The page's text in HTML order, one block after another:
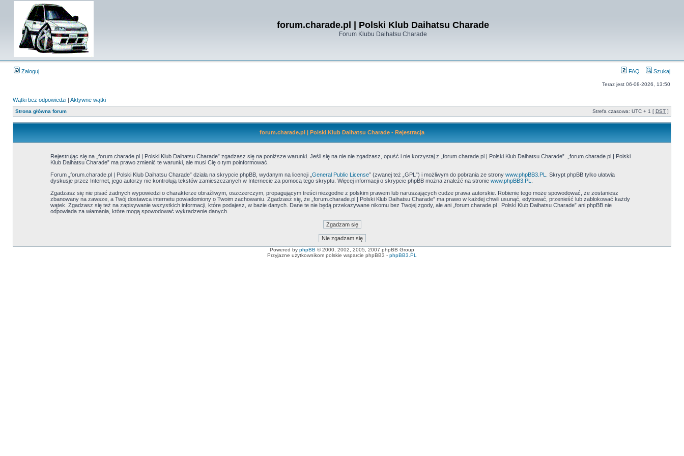
forum.charade.pl | Polski Klub Daihatsu Charade
Forum Klubu Daihatsu Charade
Zaloguj FAQ Szukaj
Teraz jest 06-08-2026, 13:50
Wątki bez odpowiedzi | Aktywne wątki
Strona główna forum Strefa czasowa: UTC + 1 [ DST ]
forum.charade.pl | Polski Klub Daihatsu Charade - Rejestracja
Rejestrując się na „forum.charade.pl | Polski Klub Daihatsu Charade” zgadzasz się na poniższe warunki. Jeśli się na nie nie zgadzasz, opuść i nie korzystaj z „forum.charade.pl | Polski Klub Daihatsu Charade”. „forum.charade.pl | Polski
Klub Daihatsu Charade” ma prawo zmienić te warunki, ale musi Cię o tym poinformować.
Forum „forum.charade.pl | Polski Klub Daihatsu Charade” działa na skrypcie phpBB, wydanym na licencji „ General Public License” (zwanej też „GPL”) i możliwym do pobrania ze strony www.phpBB3.PL
. Skrypt phpBB tylko ułatwia
dyskusje przez Internet, jego autorzy nie kontrolują tekstów zamieszczanych w Internecie za pomocą tego skryptu. Więcej informacji o skrypcie phpBB można znaleźć na stronie www.phpBB3.PL
Zgadzasz się nie pisać żadnych wypowiedzi o charakterze obraźliwym, oszczerczym, propagującym treści niezgodne z polskim prawem lub naruszających cudze prawa autorskie. Robienie tego może spowodować, że zostaniesz
zbanowany na zawsze, a Twój dostawca internetu powiadomiony o Twoim zachowaniu. Zgadzasz się, że „forum.charade.pl | Polski Klub Daihatsu Charade” ma prawo w każdej chwili usunąć, edytować, przenieść lub zablokować każdy
wątek. Zgadzasz się też na zapisywanie wszystkich informacji, które podajesz, w bazie danych. Dane te nie będą przekazywane nikomu bez Twojej zgody, ale ani „forum.charade.pl | Polski Klub Daihatsu Charade” ani phpBB nie
odpowiada za włamania, które mogą spowodować wykradzenie danych.
Powered by phpBB © 2000, 2002, 2005, 2007 phpBB Group
Przyjazne użytkownikom polskie wsparcie phpBB3 - phpBB3.PL